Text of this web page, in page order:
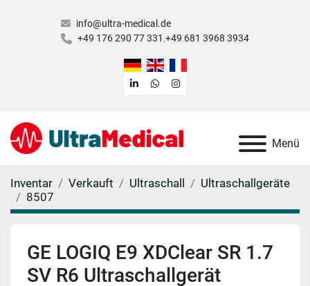
info@ultra-medical.de
+49 176 290 77 331 +49 681 3968 3934
linkedinwhatsappinstagram
Menü
Inventar Verkauft Ultraschall
Ultraschallgeräte
8507
GE LOGIQ E9 XDClear SR 1.7
SV R6 Ultraschallgerät